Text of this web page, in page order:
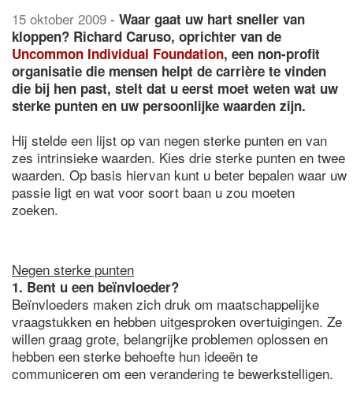
15 oktober 2009 - Waar gaat uw hart sneller van
kloppen? Richard Caruso, oprichter van de
Uncommon Individual Foundation, een non-profit
organisatie die mensen helpt de carrière te vinden
die bij hen past, stelt dat u eerst moet weten wat uw
sterke punten en uw persoonlijke waarden zijn.
Hij stelde een lijst op van negen sterke punten en van
zes intrinsieke waarden. Kies drie sterke punten en twee
waarden. Op basis hiervan kunt u beter bepalen waar uw
passie ligt en wat voor soort baan u zou moeten
zoeken.
Negen sterke punten
1. Bent u een beïnvloeder?
Beïnvloeders maken zich druk om maatschappelijke
vraagstukken en hebben uitgesproken overtuigingen. Ze
willen graag grote, belangrijke problemen oplossen en
hebben een sterke behoefte hun ideeën te
communiceren om een verandering te bewerkstelligen.